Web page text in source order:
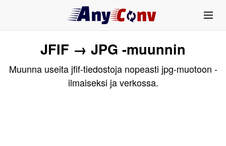
JFIF → JPG -muunnin
Muunna useita jfif-tiedostoja nopeasti jpg-muotoon -
ilmaiseksi ja verkossa.